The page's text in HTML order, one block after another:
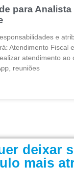
para Analista
e
Atendimento Fiscal
atendimento ao
reuniões
deixar
mais